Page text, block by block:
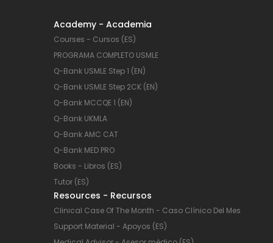
Academy - Academia
Courses - Cursos (ES)
PROGRAMA COMPLETO USMLE
Q-Bank USMLE Step 1 (EN)
Q-Bank USMLE Step 2CK (EN)
Q-Bank MCCQE 1 (EN)
Q-Bank UKMLA
Q-Bank AMC CAT
Q-Bank MED PRO
Books - Libros (ES)
Tutor (ES)
Resources - Recursos
Clinical Case Of The Month - Caso Clínico Del Mes
Support Material - Apoyos (ES)